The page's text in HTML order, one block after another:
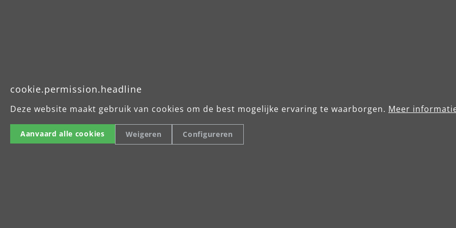
cookie.permission.headline
Deze website maakt gebruik van cookies om de best mogelijke ervaring te waarborgen. Meer
Aanvaard alle cookies Weigeren Configureren